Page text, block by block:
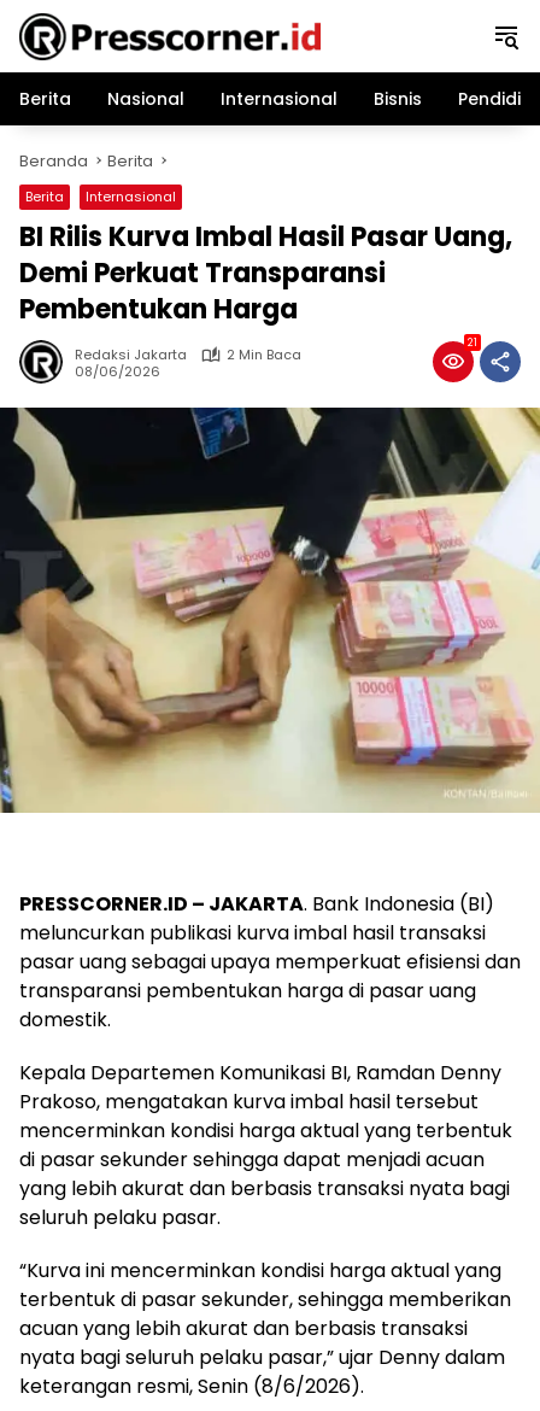
Langsung
konten
Berita
Nasional Internasional Bisnis
Beranda Berita
Berita Internasional
BI Rilis Kurva Imbal Hasil Pasar Uang,
Demi Perkuat Transparansi
Pembentukan Harga
Redaksi Jakarta
2 Min Baca
08/06/2026
21
PRESSCORNER.ID – JAKARTA. Bank Indonesia (BI)
meluncurkan publikasi kurva imbal hasil transaksi
pasar uang sebagai upaya memperkuat efisiensi dan
transparansi pembentukan harga di pasar uang
domestik.
Kepala Departemen Komunikasi BI, Ramdan Denny
Prakoso, mengatakan kurva imbal hasil tersebut
mencerminkan kondisi harga aktual yang terbentuk
di pasar sekunder sehingga dapat menjadi acuan
yang lebih akurat dan berbasis transaksi nyata bagi
seluruh pelaku pasar.
“Kurva ini mencerminkan kondisi harga aktual yang
terbentuk di pasar sekunder, sehingga memberikan
acuan yang lebih akurat dan berbasis transaksi
nyata bagi seluruh pelaku pasar,” ujar Denny dalam
keterangan resmi, Senin (8/6/2026).